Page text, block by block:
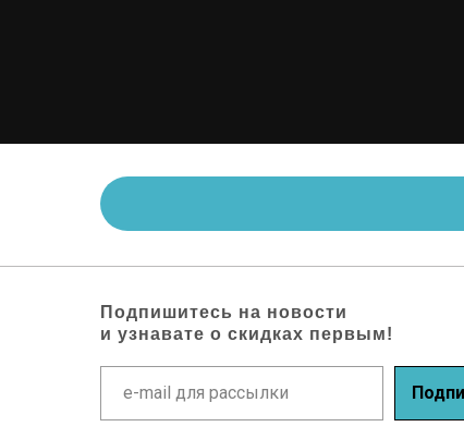
Подпишитесь на новости
и узнавате о скидках первым!